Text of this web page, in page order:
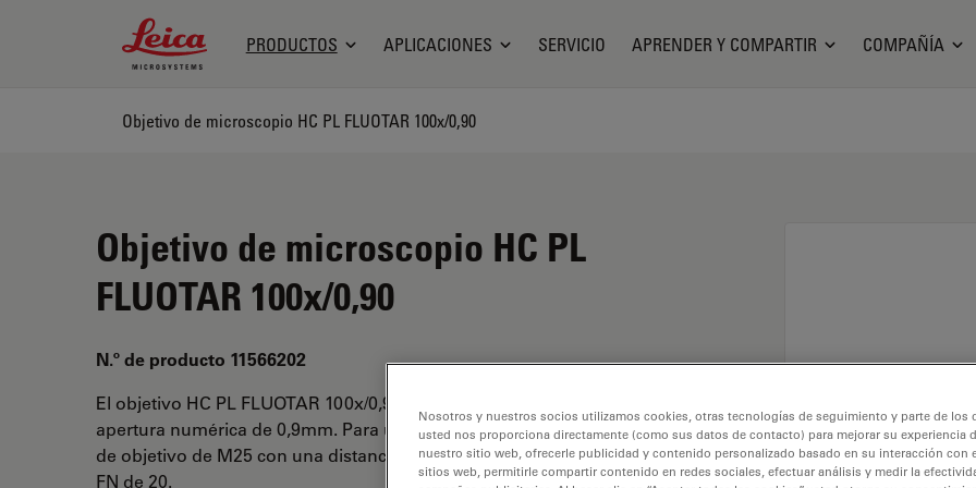
Leica Microsystems Logo
PRODUCTOS APLICACIONES SERVICIO APRENDER Y COMPARTIR COMPAÑÍA
Objetivo de microscopio HC PL FLUOTAR 100x/0,90
Objetivo de microscopio HC PL
FLUOTAR 100x/0,90
N.º de producto 11566202
El objetivo HC PL FLUOTAR 100x/0,90 tiene un aumento de 100X y una
apertura numérica de 0,9mm. Para uso en medio seco y con una rosca
de objetivo de M25 con una distancia de trabajo libre de 0,3 mm y un
FN de 20.
Nosotros y nuestros socios utilizamos cookies, otras tecnologías de seguimiento y parte de los
usted nos proporciona directamente (como sus datos de contacto) para mejorar su experiencia
nuestro sitio web, ofrecerle publicidad y contenido personalizado basado en su interacción con
sitios web, permitirle compartir contenido en redes sociales, efectuar análisis y medir la